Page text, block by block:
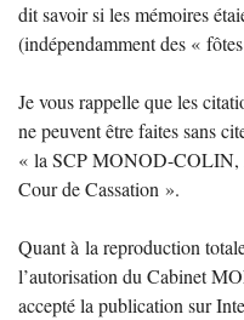
dit savoir si les mémoires
(indépendamment des « fôtes
Je vous rappelle que les
ne peuvent être faites sans
« laSCPMONOD-COLIN,
Cour de Cassation ».
Quant à la reproduction
l’autorisation du Cabinet
accepté la publication sur